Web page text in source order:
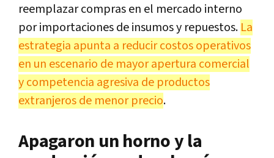
reemplazar compras en el mercado interno
por importaciones de insumos y repuestos. La
estrategia apunta a reducir costos operativos
en un escenario de mayor apertura comercial
y competencia agresiva de productos
extranjeros de menor precio.
Apagaron un horno y la